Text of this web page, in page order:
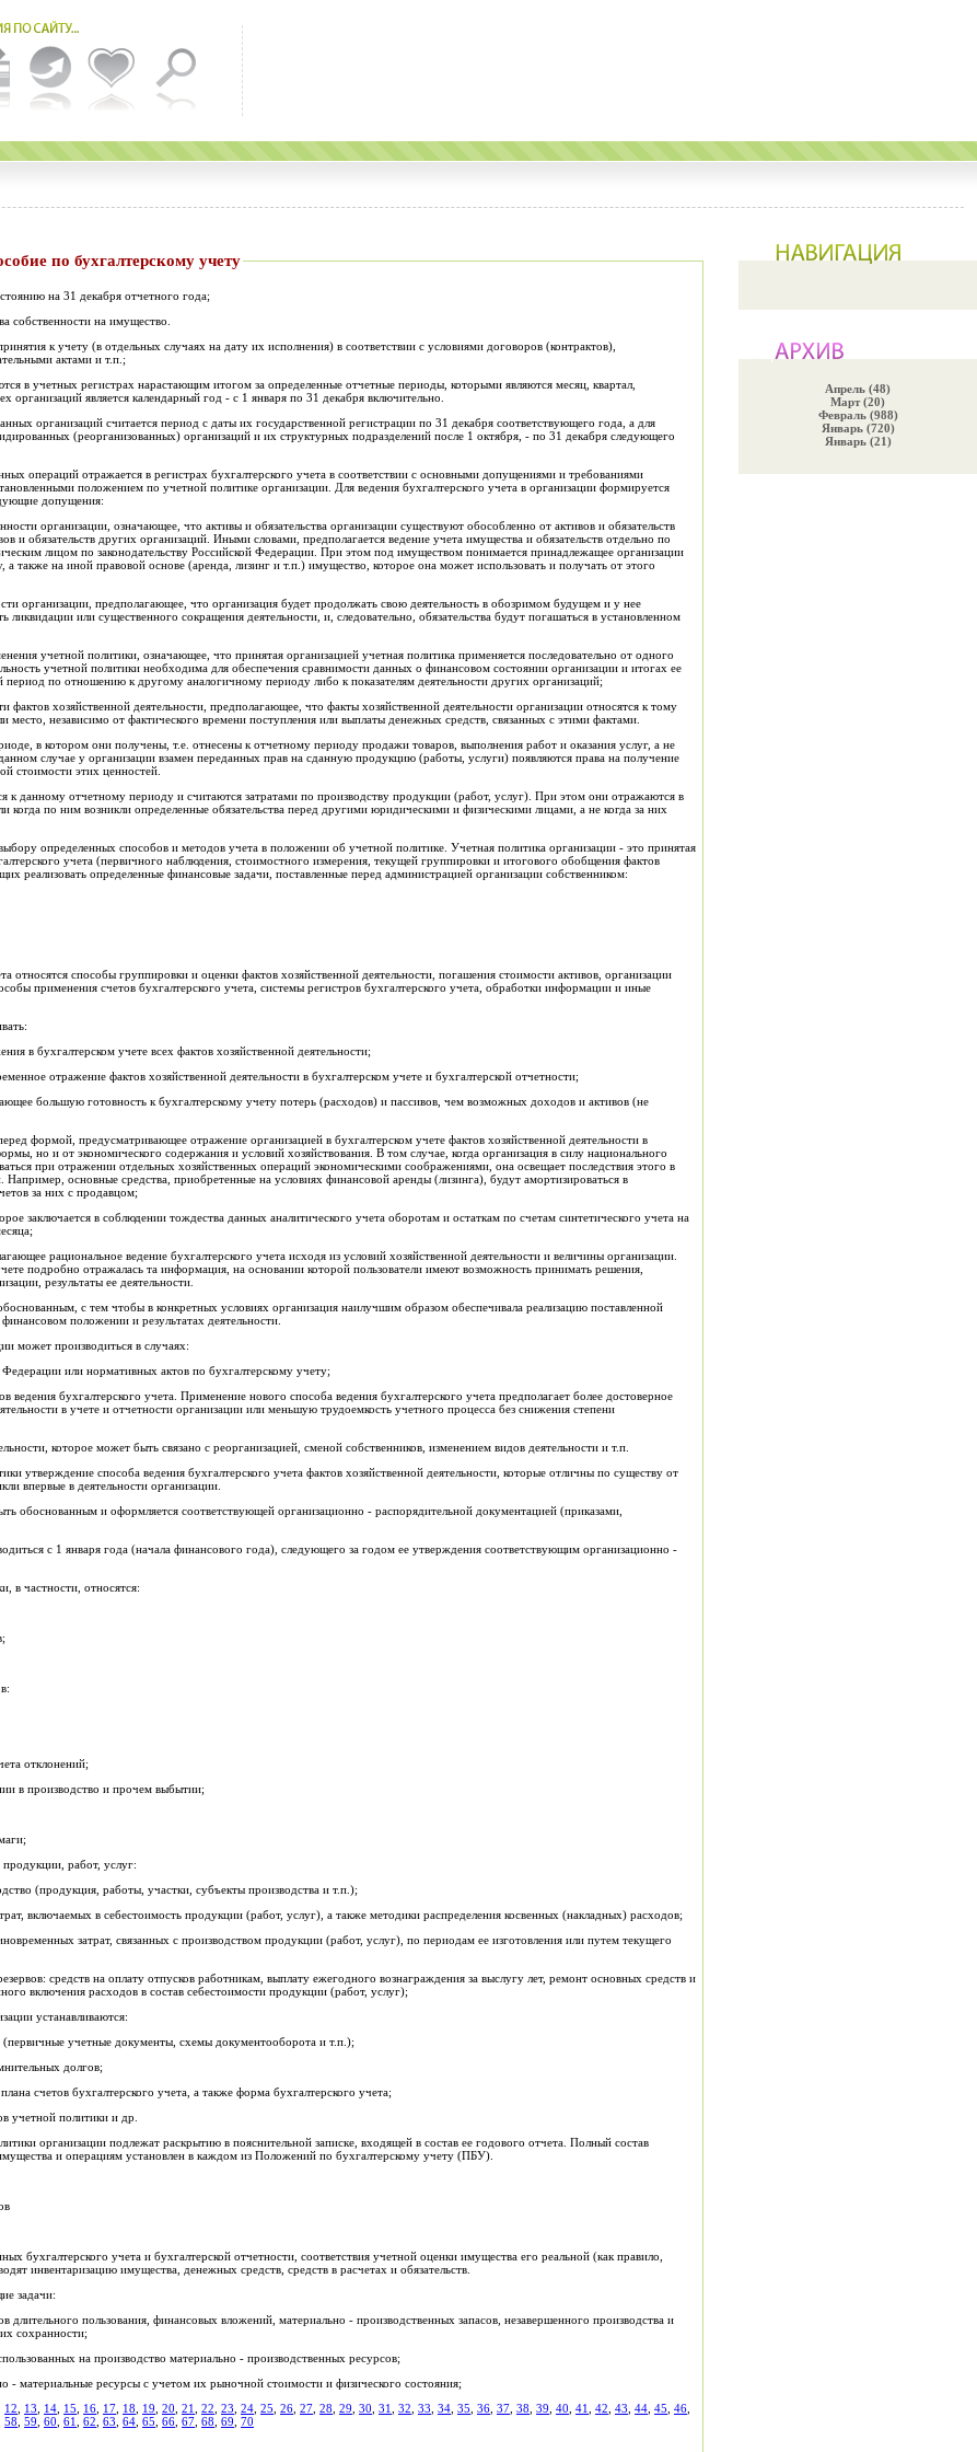
пособие по бухгалтерскому учету
на 31 декабря отчетного года;
собственности на имущество.
к учету (в отдельных случаях на дату их исполнения) в соответствии с условиями договоров (контрактов),
актами и т.п.;
в учетных регистрах нарастающим итогом за определенные отчетные периоды, которыми являются месяц, квартал,
организаций является календарный год - с 1 января по 31 декабря включительно.
организаций считается период с даты их государственной регистрации по 31 декабря соответствующего года, а для
(реорганизованных) организаций и их структурных подразделений после 1 октября, - по 31 декабря следующего
операций отражается в регистрах бухгалтерского учета в соответствии с основными допущениями и требованиями
положением по учетной политике организации. Для ведения бухгалтерского учета в организации формируется
допущения:
организации, означающее, что активы и обязательства организации существуют обособленно от активов и обязательств
и обязательств других организаций. Иными словами, предполагается ведение учета имущества и обязательств отдельно по
лицом по законодательству Российской Федерации. При этом под имуществом понимается принадлежащее организации
также на иной правовой основе (аренда, лизинг и т.п.) имущество, которое она может использовать и получать от этого
организации, предполагающее, что организация будет продолжать свою деятельность в обозримом будущем и у нее
или существенного сокращения деятельности, и, следовательно, обязательства будут погашаться в установленном
учетной политики, означающее, что принятая организацией учетная политика применяется последовательно от одного
учетной политики необходима для обеспечения сравнимости данных о финансовом состоянии организации и итогах ее
период по отношению к другому аналогичному периоду либо к показателям деятельности других организаций;
хозяйственной деятельности, предполагающее, что факты хозяйственной деятельности организации относятся к тому
независимо от фактического времени поступления или выплаты денежных средств, связанных с этими фактами.
в котором они получены, т.е. отнесены к отчетному периоду продажи товаров, выполнения работ и оказания услуг, а не
случае у организации взамен переданных прав на сданную продукцию (работы, услуги) появляются права на получение
стоимости этих ценностей.
к данному отчетному периоду и считаются затратами по производству продукции (работ, услуг). При этом они отражаются в
когда по ним возникли определенные обязательства перед другими юридическими и физическими лицами, а не когда за них
определенных способов и методов учета в положении об учетной политике. Учетная политика организации - это принятая
учета (первичного наблюдения, стоимостного измерения, текущей группировки и итогового обобщения фактов
реализовать определенные финансовые задачи, поставленные перед администрацией организации собственником:
относятся способы группировки и оценки фактов хозяйственной деятельности, погашения стоимости активов, организации
применения счетов бухгалтерского учета, системы регистров бухгалтерского учета, обработки информации и иные
в бухгалтерском учете всех фактов хозяйственной деятельности;
отражение фактов хозяйственной деятельности в бухгалтерском учете и бухгалтерской отчетности;
большую готовность к бухгалтерскому учету потерь (расходов) и пассивов, чем возможных доходов и активов (не
формой, предусматривающее отражение организацией в бухгалтерском учете фактов хозяйственной деятельности в
но и от экономического содержания и условий хозяйствования. В том случае, когда организация в силу национального
при отражении отдельных хозяйственных операций экономическими соображениями, она освещает последствия этого в
Например, основные средства, приобретенные на условиях финансовой аренды (лизинга), будут амортизироваться в
за них с продавцом;
заключается в соблюдении тождества данных аналитического учета оборотам и остаткам по счетам синтетического учета на
рациональное ведение бухгалтерского учета исходя из условий хозяйственной деятельности и величины организации.
подробно отражалась та информация, на основании которой пользователи имеют возможность принимать решения,
результаты ее деятельности.
с тем чтобы в конкретных условиях организация наилучшим образом обеспечивала реализацию поставленной
положении и результатах деятельности.
может производиться в случаях:
Федерации или нормативных актов по бухгалтерскому учету;
ведения бухгалтерского учета. Применение нового способа ведения бухгалтерского учета предполагает более достоверное
в учете и отчетности организации или меньшую трудоемкость учетного процесса без снижения степени
которое может быть связано с реорганизацией, сменой собственников, изменением видов деятельности и т.п.
утверждение способа ведения бухгалтерского учета фактов хозяйственной деятельности, которые отличны по существу от
впервые в деятельности организации.
обоснованным и оформляется соответствующей организационно - распорядительной документацией (приказами,
с 1 января года (начала финансового года), следующего за годом ее утверждения соответствующим организационно -
в частности, относятся:
отклонений;
в производство и прочем выбытии;
продукции, работ, услуг:
(продукция, работы, участки, субъекты производства и т.п.);
включаемых в себестоимость продукции (работ, услуг), а также методики распределения косвенных (накладных) расходов;
затрат, связанных с производством продукции (работ, услуг), по периодам ее изготовления или путем текущего
средств на оплату отпусков работникам, выплату ежегодного вознаграждения за выслугу лет, ремонт основных средств и
включения расходов в состав себестоимости продукции (работ, услуг);
устанавливаются:
(первичные учетные документы, схемы документооборота и т.п.);
долгов;
счетов бухгалтерского учета, а также форма бухгалтерского учета;
учетной политики и др.
организации подлежат раскрытию в пояснительной записке, входящей в состав ее годового отчета. Полный состав
и операциям установлен в каждом из Положений по бухгалтерскому учету (ПБУ).
бухгалтерского учета и бухгалтерской отчетности, соответствия учетной оценки имущества его реальной (как правило,
инвентаризацию имущества, денежных средств, средств в расчетах и обязательств.
задачи:
длительного пользования, финансовых вложений, материально - производственных запасов, незавершенного производства и
сохранности;
на производство материально - производственных ресурсов;
- материальные ресурсы с учетом их рыночной стоимости и физического состояния;
12 13 14 15 16 17 18 19 20 21 22 23 24 25 26 27 28 29 30 31 32 33 34 35 36 37 38 39 40 41 42 43 44 45 46
58 59 60 61 62 63 64 65 66 67 68 69 70
Апрель (48)
Март (20)
Февраль (988)
Январь (720)
Январь (21)